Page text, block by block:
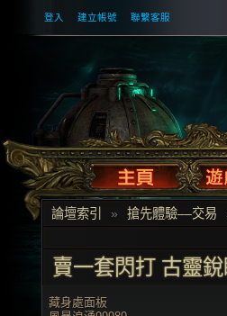
登入 建立帳號 聯繫客服
論壇索引 » 搶先體驗––交易
賣一套閃打 古靈
藏身處面板